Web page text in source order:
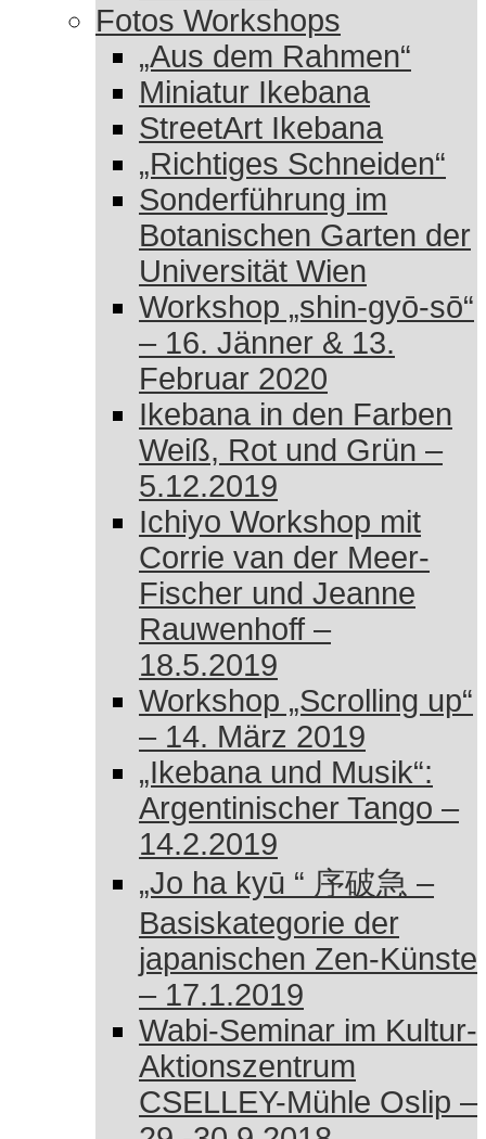
Fotos Workshops
„Aus dem Rahmen“
Miniatur Ikebana
StreetArt Ikebana
„Richtiges Schneiden“
Sonderführung im
Botanischen Garten der
Universität Wien
Workshop „shin-gyō-sō“
– 16. Jänner & 13.
Februar 2020
Ikebana in den Farben
Weiß, Rot und Grün –
5.12.2019
Ichiyo Workshop mit
Corrie van der Meer-
Fischer und Jeanne
Rauwenhoff –
18.5.2019
Workshop „Scrolling up“
– 14. März 2019
„Ikebana und Musik“:
Argentinischer Tango –
14.2.2019
„Jo ha kyū “ 序破急 –
Basiskategorie der
japanischen Zen-Künste
– 17.1.2019
Wabi-Seminar im Kultur-
Aktionszentrum
CSELLEY-Mühle Oslip –